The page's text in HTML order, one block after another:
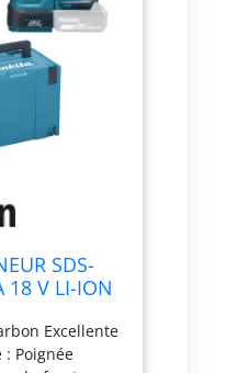
SDS-
18 V LI-ION
Excellente
Poignée